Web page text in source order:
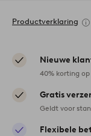
Productverklaring
Nieuwe
40% korting
Gratis
Geldt voor
Flexibele